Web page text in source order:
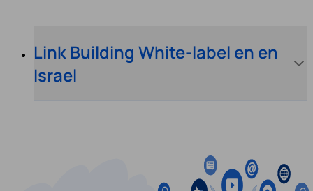
Link Building White-label en en
Israel